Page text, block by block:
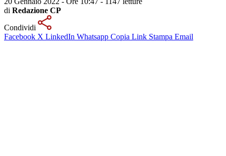
di Redazione CP
Condividi
Facebook X LinkedIn Whatsapp Copia Link Stampa Email